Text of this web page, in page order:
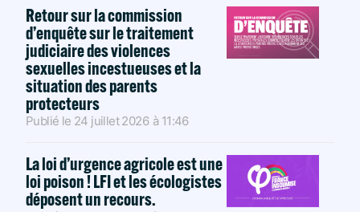
Retour sur la commission
d’enquête sur le traitement
judiciaire des violences
sexuelles incestueuses et la
situation des parents
protecteurs
Publié le 24 juillet 2026 à 11:46
La loi d’urgence agricole est une
loi poison ! LFI et les écologistes
déposent un recours.